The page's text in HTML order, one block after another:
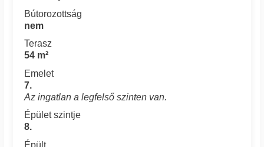
Bútorozottság
nem
Terasz
54 m²
Emelet
7.
Az ingatlan a legfelső szinten van.
Épület szintje
8.
Épült